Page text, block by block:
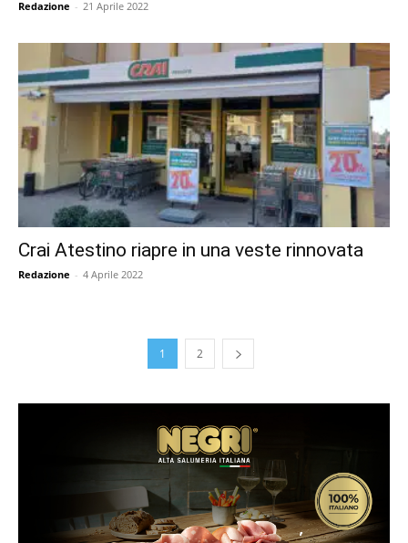
Redazione - 21 Aprile 2022
Crai Atestino riapre in una veste rinnovata
Redazione - 4 Aprile 2022
1 2